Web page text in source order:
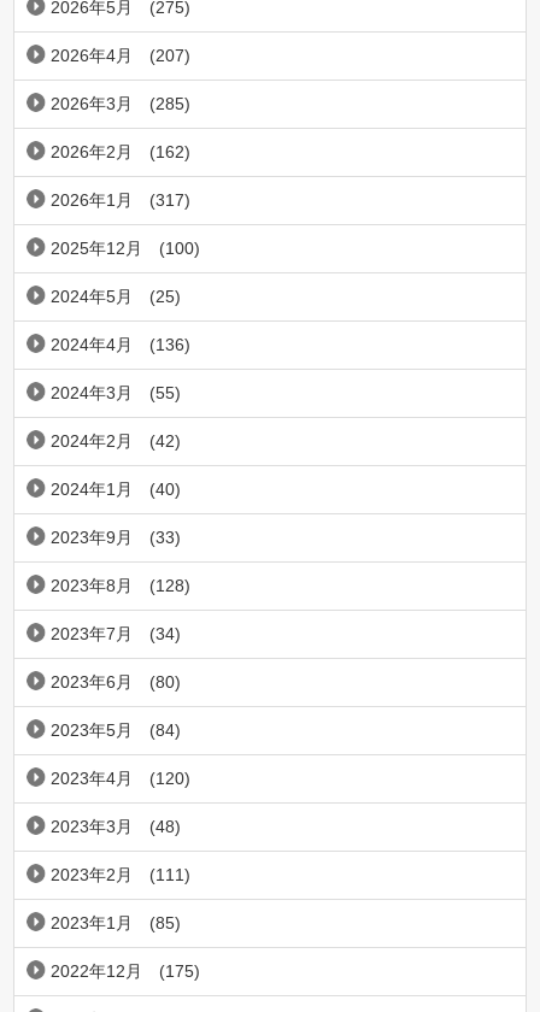
2026年5月 (275)
2026年4月 (207)
2026年3月 (285)
2026年2月 (162)
2026年1月 (317)
2025年12月 (100)
2024年5月 (25)
2024年4月 (136)
2024年3月 (55)
2024年2月 (42)
2024年1月 (40)
2023年9月 (33)
2023年8月 (128)
2023年7月 (34)
2023年6月 (80)
2023年5月 (84)
2023年4月 (120)
2023年3月 (48)
2023年2月 (111)
2023年1月 (85)
2022年12月 (175)